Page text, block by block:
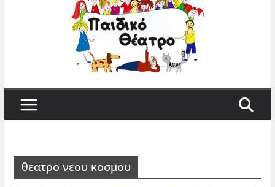
θεατρο νεου κοσμου